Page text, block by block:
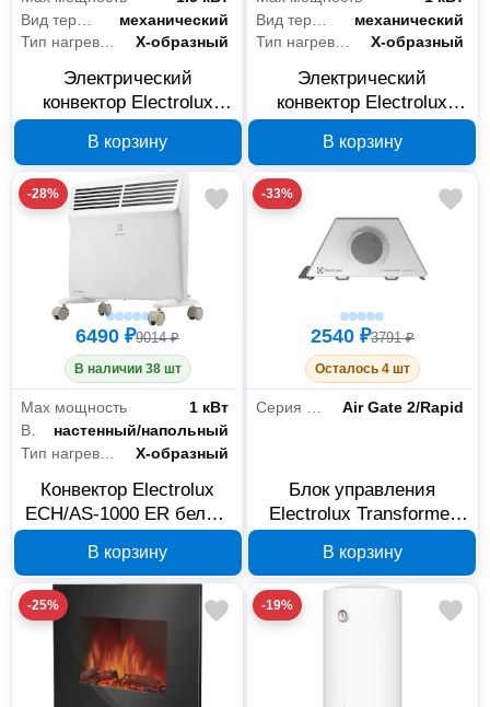
механический
Тип нагревательного элемента
Х-образный
Электрический
конвектор Electrolux
НС-1120234
В корзину
Вид термостата
механический
Тип нагревательного элемента
Х-образный
Электрический
конвектор Electrolux
НС-1120233
В корзину
-28%
6490 ₽9014 ₽
В наличии 38 шт
Max мощность
1 кВт
Вид крепления
настенный/напольный
Х-образный
Конвектор Electrolux
ECH/AS-1000 ER белый
В корзину
-33%
2540 ₽3791 ₽
Осталось 4 шт
Серия обогревателя Air Gate 2/Rapid
Блок управления
Electrolux Transformer
НС-1199071
В корзину
-25% -19%